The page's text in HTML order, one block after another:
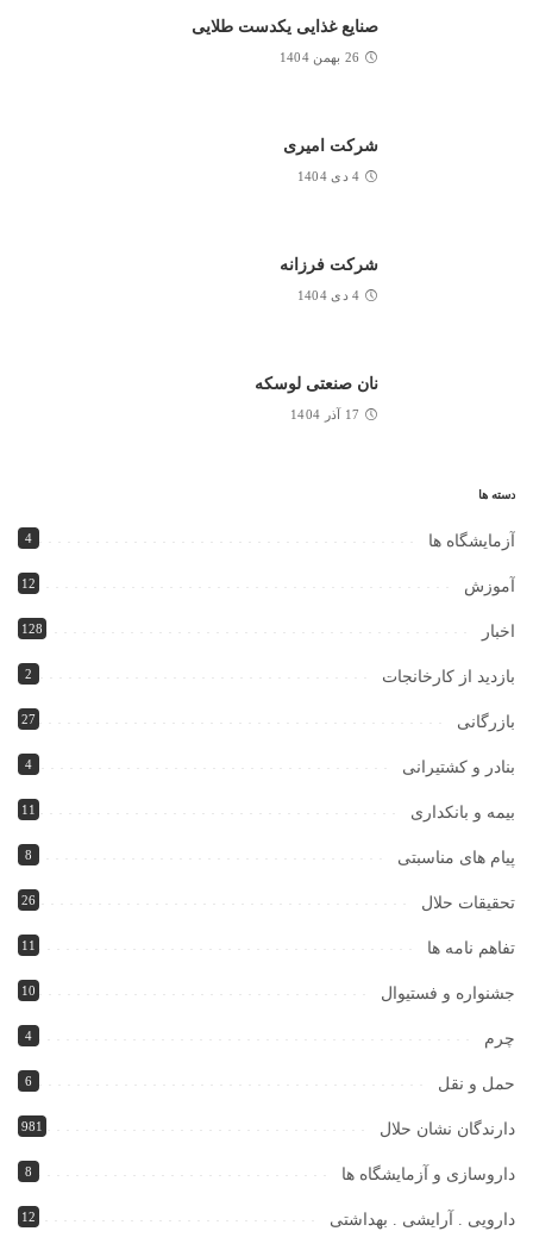
صنایع غذایی یکدست طلایی
26 بهمن 1404
شرکت امیری
4 دی 1404
شرکت فرزانه
4 دی 1404
نان صنعتی لوسکه
17 آذر 1404
دسته ها
آزمایشگاه ها 4
آموزش 12
اخبار 128
بازدید از کارخانجات 2
بازرگانی 27
بنادر و کشتیرانی 4
بیمه و بانکداری 11
پیام های مناسبتی 8
تحقیقات حلال 26
تفاهم نامه ها 11
جشنواره و فستیوال 10
چرم 4
حمل و نقل 6
دارندگان نشان حلال 981
داروسازی و آزمایشگاه ها 8
دارویی . آرایشی . بهداشتی 12